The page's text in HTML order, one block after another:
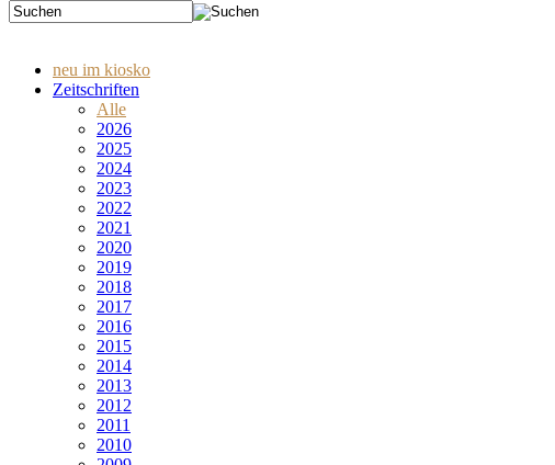
neu im kiosko
Zeitschriften
Alle
2026
2025
2024
2023
2022
2021
2020
2019
2018
2017
2016
2015
2014
2013
2012
2011
2010